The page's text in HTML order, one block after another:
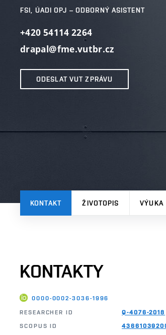
FSI, ÚADI OPJ – ODBORNÝ ASISTENT
+420 54114 2264
drapal@fme.vutbr.cz
ODESLAT VUT ZPRÁVU
KONTAKT ŽIVOTOPIS VÝUKA
KONTAKTY
0000-0002-3036-1996
RESEARCHER ID
Q-4076-2018
SCOPUS ID